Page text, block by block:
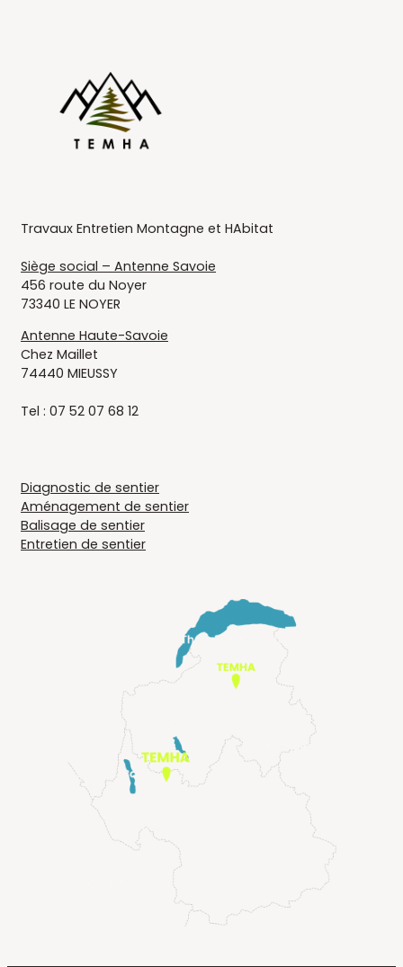
Travaux Entretien Montagne et HAbitat
Siège social – Antenne Savoie
456 route du Noyer
73340 LE NOYER
Antenne Haute-Savoie
Chez Maillet
74440 MIEUSSY
Tel : 07 52 07 68 12
Diagnostic de sentier
Aménagement de sentier
Balisage de sentier
Entretien de sentier